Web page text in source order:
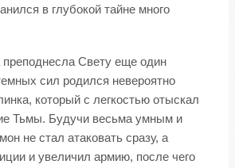
в глубокой тайне много
преподнесла Свету еще один
сил родился невероятно
который с легкостью отыскал
Тьмы. Будучи весьма умным и
не стал атаковать сразу, а
и увеличил армию, после чего